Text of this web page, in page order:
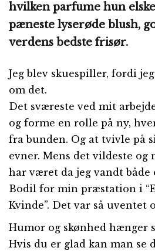
hvilken parfume hun
pæneste lyserøde blush,
verdens bedste frisør.
Jeg blev skuespiller, fordi
om det.
Det sværeste ved mit
og forme en rolle på ny,
fra bunden. Og at tvivle på
evner. Mens det vildeste og
har været da jeg vandt både
Bodil for min præstation i
Kvinde”. Det var så uventet
Humor og skønhed hænger
Hvis du er glad kan man se